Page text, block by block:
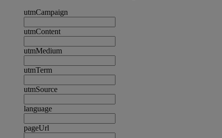
utmCampaign
utmContent
utmMedium
utmTerm
utmSource
language
pageUrl